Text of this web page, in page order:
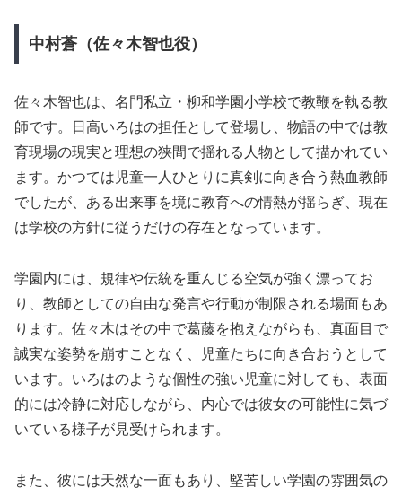
中村蒼（佐々木智也役）
佐々木智也は、名門私立・柳和学園小学校で教鞭を執る教
師です。日高いろはの担任として登場し、物語の中では教
育現場の現実と理想の狭間で揺れる人物として描かれてい
ます。かつては児童一人ひとりに真剣に向き合う熱血教師
でしたが、ある出来事を境に教育への情熱が揺らぎ、現在
は学校の方針に従うだけの存在となっています。
学園内には、規律や伝統を重んじる空気が強く漂ってお
り、教師としての自由な発言や行動が制限される場面もあ
ります。佐々木はその中で葛藤を抱えながらも、真面目で
誠実な姿勢を崩すことなく、児童たちに向き合おうとして
います。いろはのような個性の強い児童に対しても、表面
的には冷静に対応しながら、内心では彼女の可能性に気づ
いている様子が見受けられます。
また、彼には天然な一面もあり、堅苦しい学園の雰囲気の